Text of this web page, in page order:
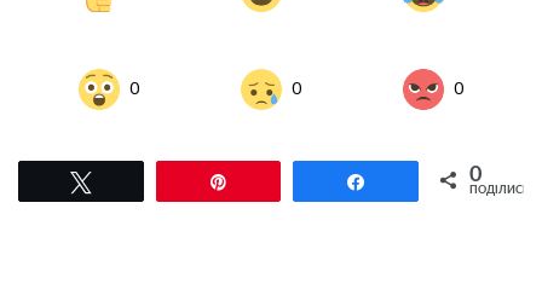
0 0 0
Поділитися0
ПОДІЛИСЬ